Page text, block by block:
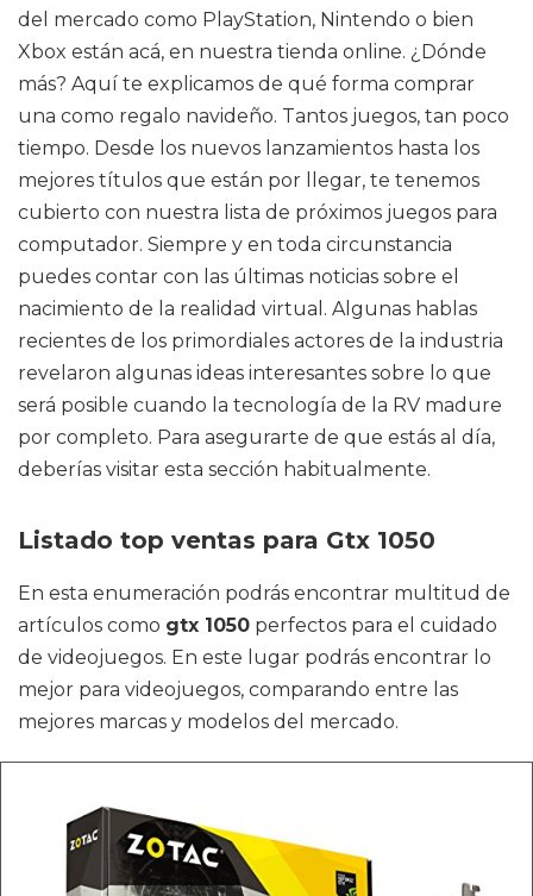
del mercado como PlayStation, Nintendo o bien
Xbox están acá, en nuestra tienda online. ¿Dónde
más? Aquí te explicamos de qué forma comprar
una como regalo navideño. Tantos juegos, tan poco
tiempo. Desde los nuevos lanzamientos hasta los
mejores títulos que están por llegar, te tenemos
cubierto con nuestra lista de próximos juegos para
computador. Siempre y en toda circunstancia
puedes contar con las últimas noticias sobre el
nacimiento de la realidad virtual. Algunas hablas
recientes de los primordiales actores de la industria
revelaron algunas ideas interesantes sobre lo que
será posible cuando la tecnología de la RV madure
por completo. Para asegurarte de que estás al día,
deberías visitar esta sección habitualmente.
Listado top ventas para Gtx 1050
En esta enumeración podrás encontrar multitud de
artículos como gtx 1050 perfectos para el cuidado
de videojuegos. En este lugar podrás encontrar lo
mejor para videojuegos, comparando entre las
mejores marcas y modelos del mercado.